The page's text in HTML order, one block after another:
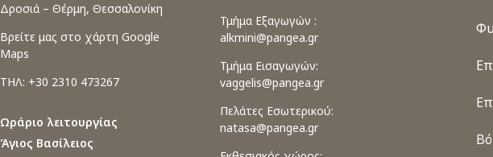
Δροσιά – Θέρμη, Θεσσαλονίκη
Βρείτε μας στο χάρτη Google
Maps
ΤΗΛ: +30 2310 473267
Ωράριο λειτουργίας
Άγιος Βασίλειος
Τμήμα Εξαγωγών :
alkmini@pangea.gr
Τμήμα Εισαγωγών:
vaggelis@pangea.gr
Πελάτες Εσωτερικού:
natasa@pangea.gr